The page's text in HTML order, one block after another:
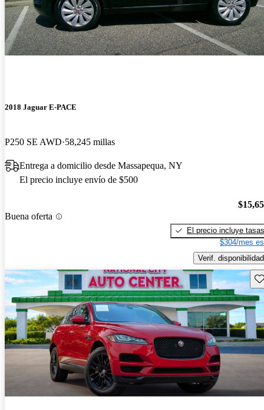
2018 Jaguar E-PACE
P250 SE AWD 58,245 millas
Entrega a domicilio desde Massapequa, NY
El precio incluye envío de $500
Buena oferta
El precio incluye tasas
$304/mes
Verif. disponibilidad